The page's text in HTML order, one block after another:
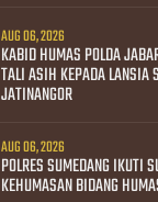
AUG 06, 2026
KABID HUMAS POLDA
TALI ASIH KEPADA LANSIA
JATINANGOR
AUG 06, 2026
POLRES SUMEDANG IKUTI
KEHUMASAN BIDANG